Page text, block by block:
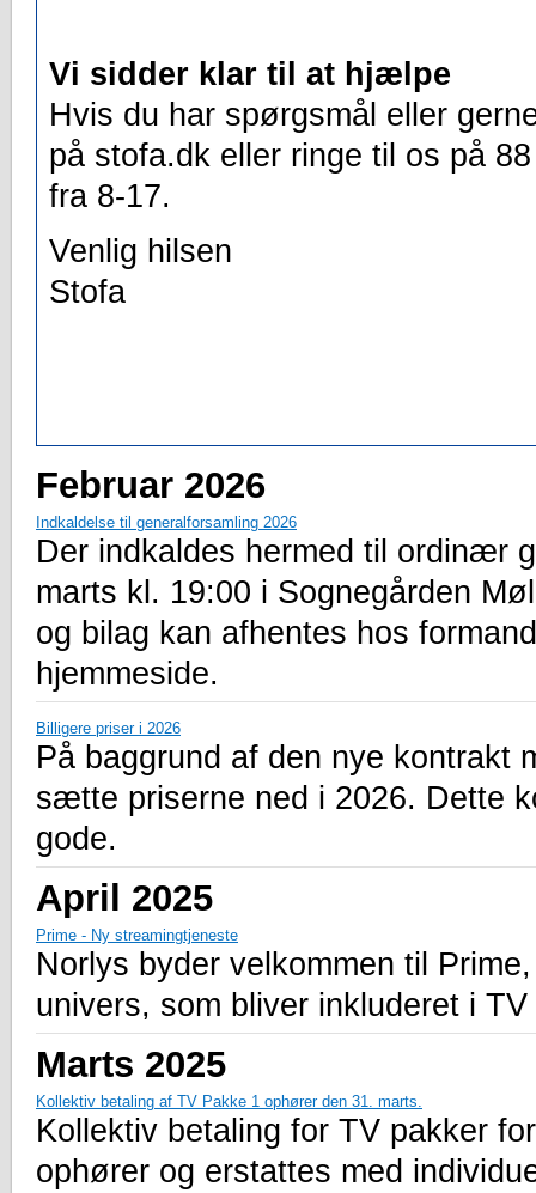
Vi sidder klar til at hjælpe
Hvis du har spørgsmål eller
på stofa.dk eller ringe til os på
fra 8-17.
Venlig hilsen
Stofa
Februar 2026
Indkaldelse til generalforsamling 2026
Der indkaldes hermed til ordinær
marts kl. 19:00 i Sognegården
og bilag kan afhentes hos
hjemmeside.
Billigere priser i 2026
På baggrund af den nye kontrakt
sætte priserne ned i 2026. Dette
gode.
April 2025
Prime - Ny streamingtjeneste
Norlys byder velkommen til
univers, som bliver inkluderet i
Marts 2025
Kollektiv betaling af TV Pakke 1 ophører den 31. marts.
Kollektiv betaling for TV pakker
ophører og erstattes med